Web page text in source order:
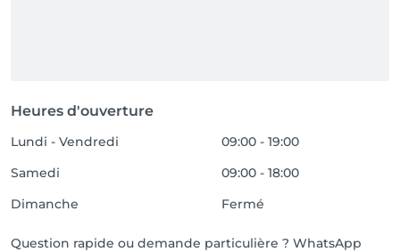
Heures d'ouverture
Lundi - Vendredi
09:00 - 19:00
Samedi
09:00 - 18:00
Dimanche
Fermé
Question rapide ou demande particulière ? WhatsApp